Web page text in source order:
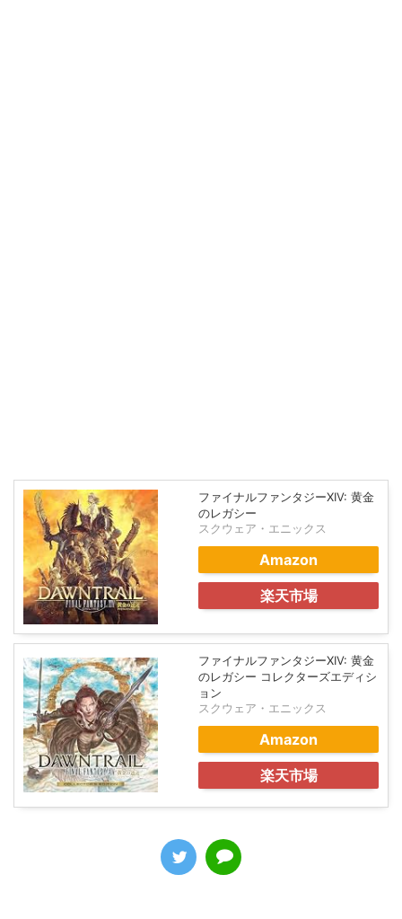
ファイナルファンタジーXIV: 黄金
のレガシー
スクウェア・エニックス
Amazon
楽天市場
ファイナルファンタジーXIV: 黄金
のレガシー コレクターズエディシ
ョン
スクウェア・エニックス
Amazon
楽天市場